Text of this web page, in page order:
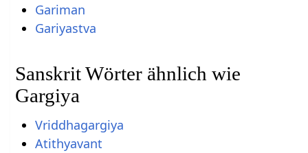
Gariman
Gariyastva
Sanskrit Wörter ähnlich wie
Gargiya
Vriddhagargiya
Atithyavant